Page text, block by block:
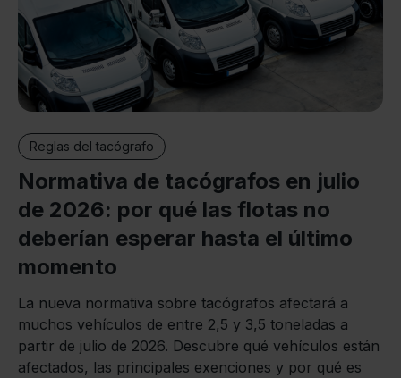
Reglas del tacógrafo
Normativa de tacógrafos en julio
de 2026: por qué las flotas no
deberían esperar hasta el último
momento
La nueva normativa sobre tacógrafos afectará a
muchos vehículos de entre 2,5 y 3,5 toneladas a
partir de julio de 2026. Descubre qué vehículos están
afectados, las principales exenciones y por qué es